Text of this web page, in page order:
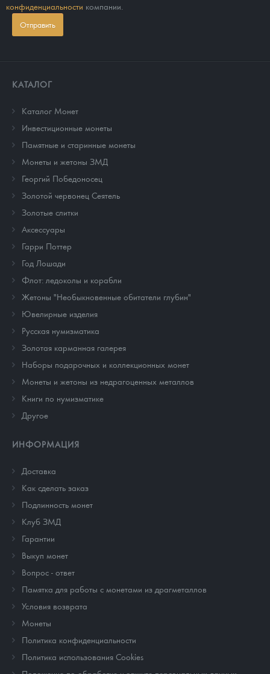
конфиденциальности компании.
Отправить
КАТАЛОГ
Каталог Монет
Инвестиционные монеты
Памятные и старинные монеты
Монеты и жетоны ЗМД
Георгий Победоносец
Золотой червонец Сеятель
Золотые слитки
Аксессуары
Гарри Поттер
Год Лошади
Флот: ледоколы и корабли
Жетоны "Необыкновенные обитатели глубин"
Ювелирные изделия
Русская нумизматика
Золотая карманная галерея
Наборы подарочных и коллекционных монет
Монеты и жетоны из недрагоценных металлов
Книги по нумизматике
Другое
ИНФОРМАЦИЯ
Доставка
Как сделать заказ
Подлинность монет
Клуб ЗМД
Гарантии
Выкуп монет
Вопрос - ответ
Памятка для работы с монетами из драгметаллов
Условия возврата
Монеты
Политика конфиденциальности
Политика использования Cookies